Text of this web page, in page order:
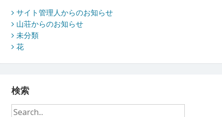
サイト管理人からのお知らせ
山荘からのお知らせ
未分類
花
検索